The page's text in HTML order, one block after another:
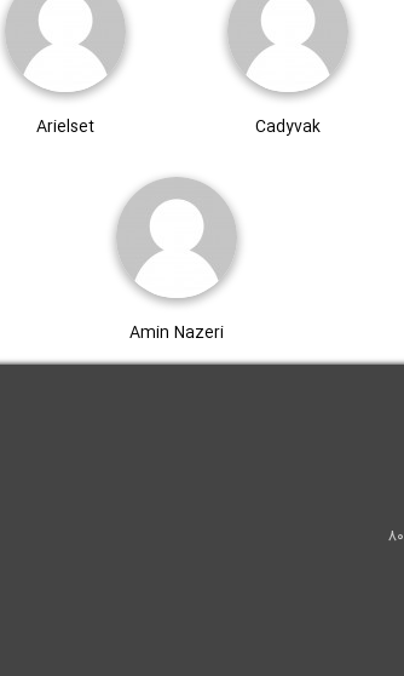
Cadyvak
Arielset
Amin Nazeri